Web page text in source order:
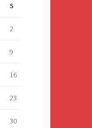
S
2
9
16
23
30